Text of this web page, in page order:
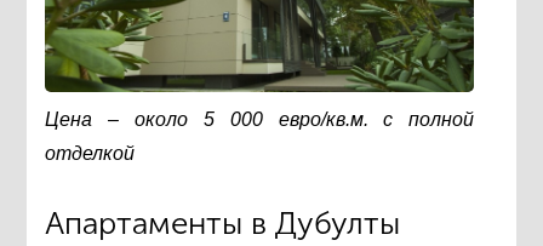
Цена – около 5 000 евро/кв.м. с полной
отделкой
Апартаменты в Дубулты